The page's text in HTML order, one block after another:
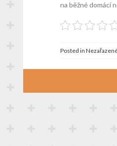
na běžné domácí
Posted in